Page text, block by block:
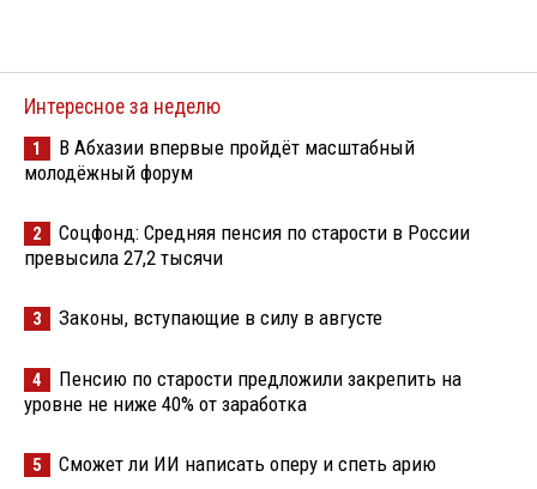
Интересное за неделю
1
В Абхазии впервые пройдёт масштабный
молодёжный форум
2
Соцфонд: Средняя пенсия по старости в России
превысила 27,2 тысячи
3 Законы, вступающие в силу в августе
4
Пенсию по старости предложили закрепить на
уровне не ниже 40% от заработка
5 Сможет ли ИИ написать оперу и спеть арию